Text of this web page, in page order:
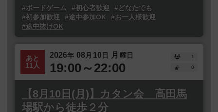
#ボードゲーム
#初心者歓迎
#どなたでも
#初参加歓迎
#途中参加OK
#お一人様歓迎
#途中抜けOK
あと
11人
2026年 08 月 10日 月 曜日
19:00～22:00
1
0
【8月10日(月)】カタン会 高田馬
場駅から徒歩２分